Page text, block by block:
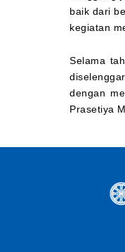
baik dari
kegiatan
Selama
dengan
Prasetiya